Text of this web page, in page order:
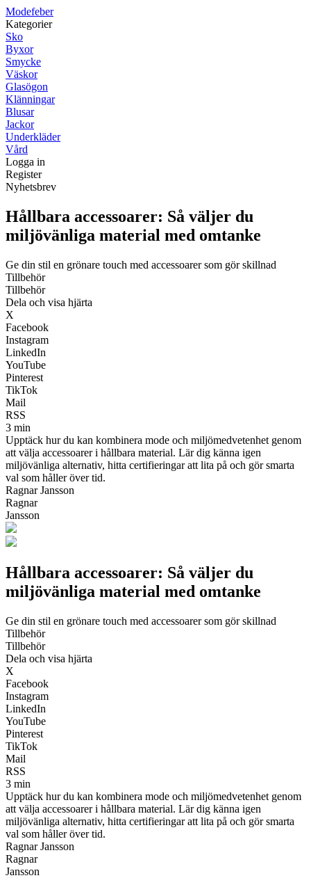
Modefeber
Kategorier
Sko
Byxor
Smycke
Väskor
Glasögon
Klänningar
Blusar
Jackor
Underkläder
Vård
Logga in
Register
Nyhetsbrev
Hållbara accessoarer: Så väljer du
miljövänliga material med omtanke
Ge din stil en grönare touch med accessoarer som gör skillnad
Tillbehör
Tillbehör
Dela och visa hjärta
X
Facebook
Instagram
LinkedIn
YouTube
Pinterest
TikTok
Mail
RSS
3 min
Upptäck hur du kan kombinera mode och miljömedvetenhet genom
att välja accessoarer i hållbara material. Lär dig känna igen
miljövänliga alternativ, hitta certifieringar att lita på och gör smarta
val som håller över tid.
Ragnar Jansson
Ragnar
Jansson
Hållbara accessoarer: Så väljer du
miljövänliga material med omtanke
Ge din stil en grönare touch med accessoarer som gör skillnad
Tillbehör
Tillbehör
Dela och visa hjärta
X
Facebook
Instagram
LinkedIn
YouTube
Pinterest
TikTok
Mail
RSS
3 min
Upptäck hur du kan kombinera mode och miljömedvetenhet genom
att välja accessoarer i hållbara material. Lär dig känna igen
miljövänliga alternativ, hitta certifieringar att lita på och gör smarta
val som håller över tid.
Ragnar Jansson
Ragnar
Jansson